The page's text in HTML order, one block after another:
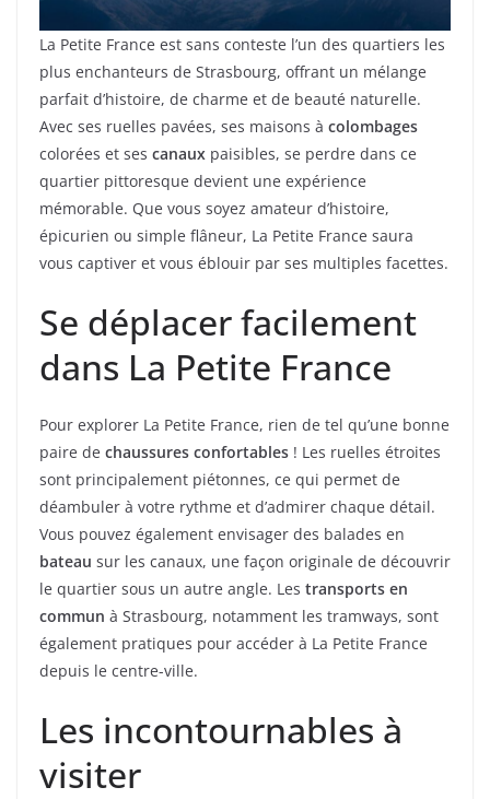
La Petite France est sans conteste l’un des quartiers les
plus enchanteurs de Strasbourg, offrant un mélange
parfait d’histoire, de charme et de beauté naturelle.
Avec ses ruelles pavées, ses maisons à colombages
colorées et ses canaux paisibles, se perdre dans ce
quartier pittoresque devient une expérience
mémorable. Que vous soyez amateur d’histoire,
épicurien ou simple flâneur, La Petite France saura
vous captiver et vous éblouir par ses multiples facettes.
Se déplacer facilement
dans La Petite France
Pour explorer La Petite France, rien de tel qu’une bonne
paire de chaussures confortables ! Les ruelles étroites
sont principalement piétonnes, ce qui permet de
déambuler à votre rythme et d’admirer chaque détail.
Vous pouvez également envisager des balades en
bateau sur les canaux, une façon originale de découvrir
le quartier sous un autre angle. Les transports en
commun à Strasbourg, notamment les tramways, sont
également pratiques pour accéder à La Petite France
depuis le centre-ville.
Les incontournables à
visiter